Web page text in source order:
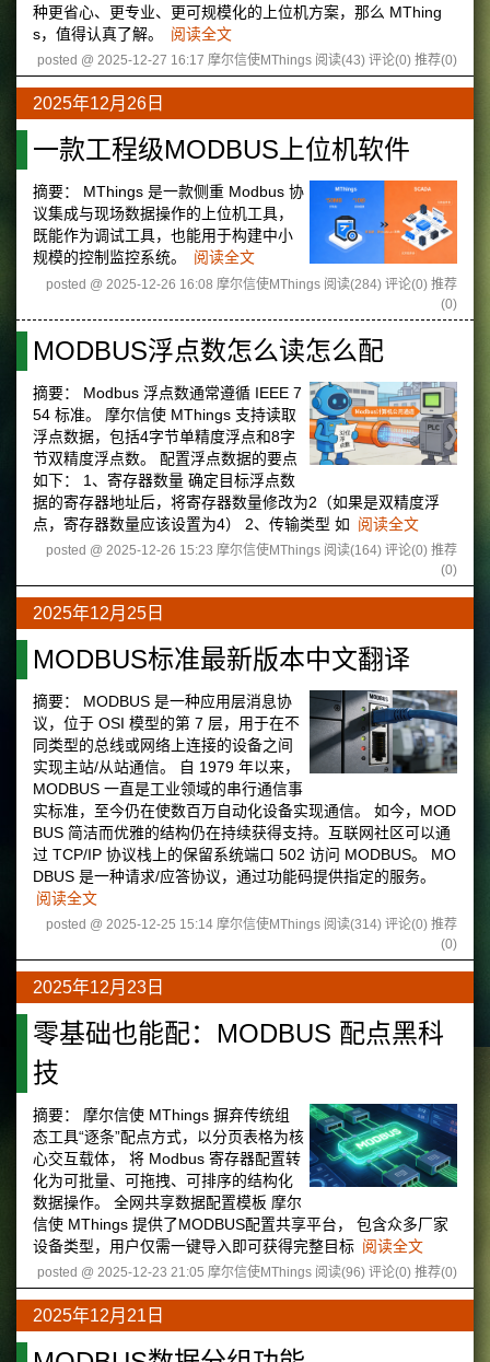
种更省心、更专业、更可规模化的上位机方案，那么 MThing
s，值得认真了解。
阅读全文
posted @ 2025-12-27 16:17 摩尔信使MThings 阅读(43) 评论(0) 推荐(0)
2025年12月26日
一款工程级MODBUS上位机软件
摘要： MThings 是一款侧重 Modbus 协
议集成与现场数据操作的上位机工具，
既能作为调试工具，也能用于构建中小
规模的控制监控系统。
阅读全文
posted @ 2025-12-26 16:08 摩尔信使MThings 阅读(284) 评论(0) 推荐
(0)
MODBUS浮点数怎么读怎么配
摘要： Modbus 浮点数通常遵循 IEEE 7
54 标准。 摩尔信使 MThings 支持读取
浮点数据，包括4字节单精度浮点和8字
节双精度浮点数。 配置浮点数据的要点
如下： 1、寄存器数量 确定目标浮点数
据的寄存器地址后，将寄存器数量修改为2（如果是双精度浮
点，寄存器数量应该设置为4） 2、传输类型 如 阅读全文
posted @ 2025-12-26 15:23 摩尔信使MThings 阅读(164) 评论(0) 推荐
(0)
2025年12月25日
MODBUS标准最新版本中文翻译
摘要： MODBUS 是一种应用层消息协
议，位于 OSI 模型的第 7 层，用于在不
同类型的总线或网络上连接的设备之间
实现主站/从站通信。 自 1979 年以来，
MODBUS 一直是工业领域的串行通信事
实标准，至今仍在使数百万自动化设备实现通信。 如今，MOD
BUS 简洁而优雅的结构仍在持续获得支持。互联网社区可以通
过 TCP/IP 协议栈上的保留系统端口 502 访问 MODBUS。 MO
DBUS 是一种请求/应答协议，通过功能码提供指定的服务。
阅读全文
posted @ 2025-12-25 15:14 摩尔信使MThings 阅读(314) 评论(0) 推荐
(0)
2025年12月23日
零基础也能配：MODBUS 配点黑科
技
摘要： 摩尔信使 MThings 摒弃传统组
态工具“逐条”配点方式，以分页表格为核
心交互载体， 将 Modbus 寄存器配置转
化为可批量、可拖拽、可排序的结构化
数据操作。 全网共享数据配置模板 摩尔
信使 MThings 提供了MODBUS配置共享平台， 包含众多厂家
设备类型，用户仅需一键导入即可获得完整目标 阅读全文
posted @ 2025-12-23 21:05 摩尔信使MThings 阅读(96) 评论(0) 推荐(0)
2025年12月21日